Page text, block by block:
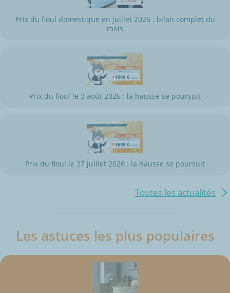
Prix du fioul domestique en juillet 2026 : bilan complet du
mois
Prix du fioul le 3 août 2026 : la hausse se poursuit
Prix du fioul le 27 juillet 2026 : la hausse se poursuit
Toutes les actualités
Les astuces les plus populaires